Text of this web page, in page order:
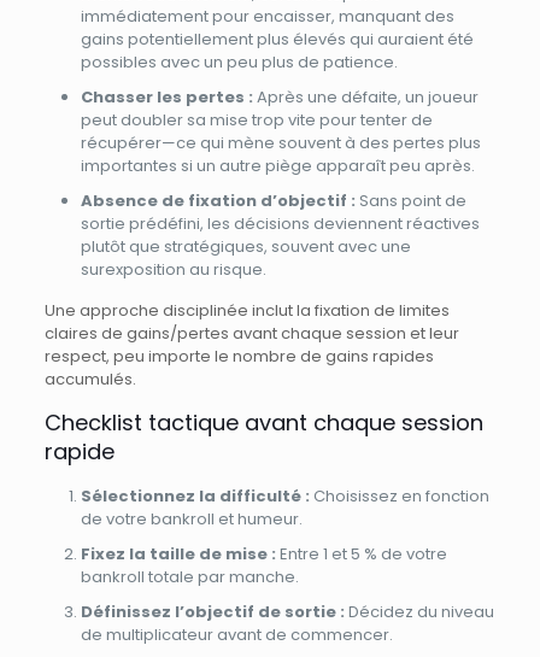
immédiatement pour encaisser, manquant des
gains potentiellement plus élevés qui auraient été
possibles avec un peu plus de patience.
Chasser les pertes : Après une défaite, un joueur
peut doubler sa mise trop vite pour tenter de
récupérer—ce qui mène souvent à des pertes plus
importantes si un autre piège apparaît peu après.
Absence de fixation d’objectif : Sans point de
sortie prédéfini, les décisions deviennent réactives
plutôt que stratégiques, souvent avec une
surexposition au risque.
Une approche disciplinée inclut la fixation de limites
claires de gains/pertes avant chaque session et leur
respect, peu importe le nombre de gains rapides
accumulés.
Checklist tactique avant chaque session
rapide
Sélectionnez la difficulté : Choisissez en fonction
de votre bankroll et humeur.
Fixez la taille de mise : Entre 1 et 5 % de votre
bankroll totale par manche.
Définissez l’objectif de sortie : Décidez du niveau
de multiplicateur avant de commencer.